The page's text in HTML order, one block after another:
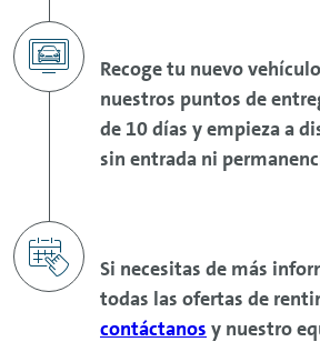
Recoge tu nuevo
nuestros puntos de
de 10 días y empieza a
sin entrada ni
Si necesitas de más
todas las ofertas de
contáctanos y nuestro